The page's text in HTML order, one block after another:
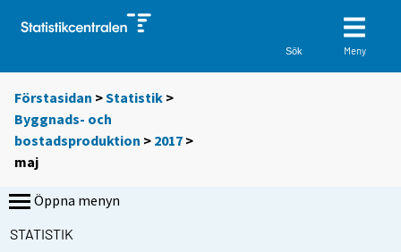
Sök Meny
Förstasidan >Statistik >
Byggnads- och
bostadsproduktion > 2017 >
maj
Öppna menyn
STATISTIK